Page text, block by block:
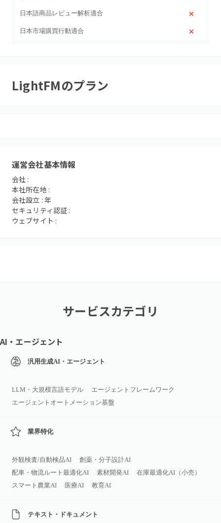
日本語商品レビュー解析適合
日本市場購買行動適合
LightFMのプラン
運営会社基本情報
会社 :
本社所在地 :
会社設立 : 年
セキュリティ認証 :
ウェブサイト :
サービスカテゴリ
AI・エージェント
汎用生成AI・エージェント
LLM・大規模言語モデル
エージェントフレームワーク
エージェントオートメーション基盤
業界特化
外観検査/自動検品AI
創薬・分子設計AI
配車・物流ルート最適化AI
素材開発AI
在庫最適化AI（小売）
スマート農業AI
医療AI 教育AI
テキスト・ドキュメント